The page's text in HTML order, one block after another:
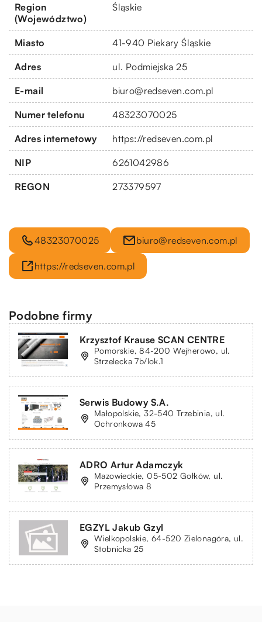
Region
(Województwo)
Śląskie
Miasto 41-940 Piekary Śląskie
Adres ul. Podmiejska 25
E-mail biuro@redseven.com.pl
Numer telefonu 48323070025
Adres internetowy https://redseven.com.pl
NIP 6261042986
REGON 273379597
48323070025 biuro@redseven.com.pl
https://redseven.com.pl
Podobne firmy
Krzysztof Krause SCAN CENTRE
Pomorskie, 84-200 Wejherowo, ul.
Strzelecka 7b/lok.1
Serwis Budowy S.A.
Małopolskie, 32-540 Trzebinia, ul.
Ochronkowa 45
ADRO Artur Adamczyk
Mazowieckie, 05-502 Gołków, ul.
Przemysłowa 8
EGZYL Jakub Gzyl
Wielkopolskie, 64-520 Zielonagóra, ul.
Stobnicka 25